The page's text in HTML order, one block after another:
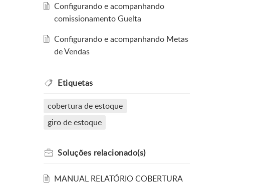
Configurando e acompanhando
comissionamento Guelta
Configurando e acompanhando Metas
de Vendas
Etiquetas
cobertura de estoque
giro de estoque
Soluções relacionado(s)
MANUAL RELATÓRIO COBERTURA